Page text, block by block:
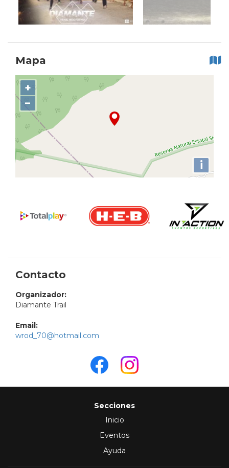
Mapa
+
−
i
Contacto
Organizador:
Diamante Trail
Email:
wrod_70@hotmail.com
Secciones
Inicio
Eventos
Ayuda